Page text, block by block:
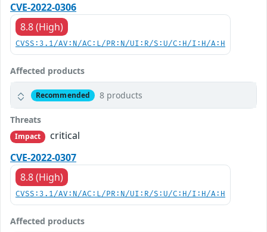
CVE-2022-0306
8.8 (High)
CVSS:3.1/AV:N/AC:L/PR:N/UI:R/S:U/C:H/I:H/A:H
Affected products
Recommended 8 products
Threats
Impact
critical
CVE-2022-0307
8.8 (High)
CVSS:3.1/AV:N/AC:L/PR:N/UI:R/S:U/C:H/I:H/A:H
Affected products